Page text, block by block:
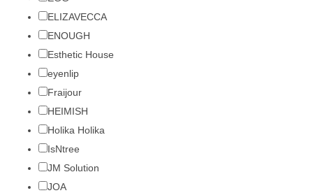
ELIZAVECCA
ENOUGH
Esthetic House
eyenlip
Fraijour
HEIMISH
Holika Holika
IsNtree
JM Solution
JOA